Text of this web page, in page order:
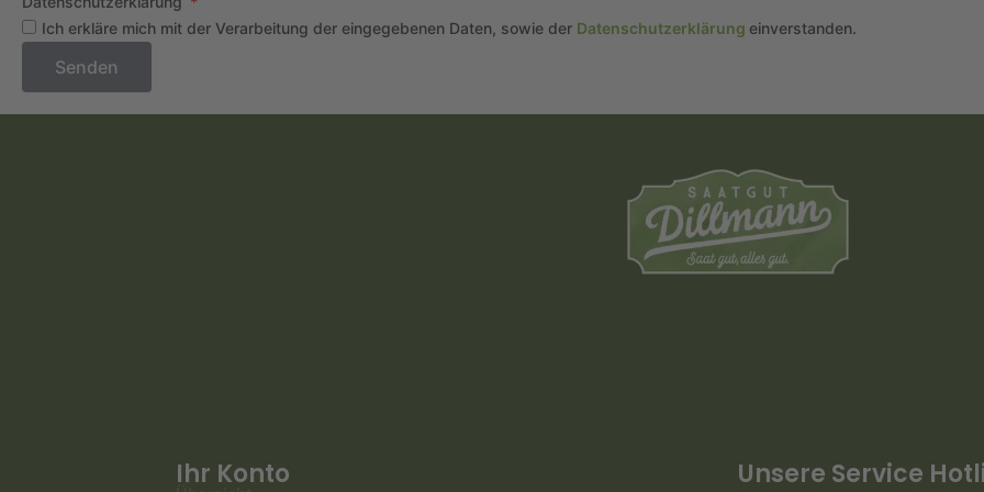
Ich erkläre mich mit der Verarbeitung der eingegebenen Daten, sowie der Datenschutzerklärung einverstanden.
Senden
Unsere Service
Ihr Konto